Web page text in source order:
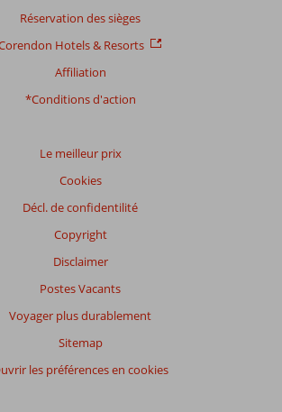
Réservation des sièges
Hotels & Resorts
Affiliation
*Conditions d'action
Le meilleur prix
Cookies
Décl. de confidentilité
Copyright
Disclaimer
Postes Vacants
Voyager plus durablement
Sitemap
les préférences en cookies